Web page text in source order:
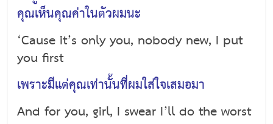
คุณเห็นคุณค่าในตัวผมนะ
‘Cause it’s only you, nobody new, I put
you first
เพราะมีแต่คุณเท่านั้นที่ผมใส่ใจเสมอมา
And for you, girl, I swear I’ll do the worst